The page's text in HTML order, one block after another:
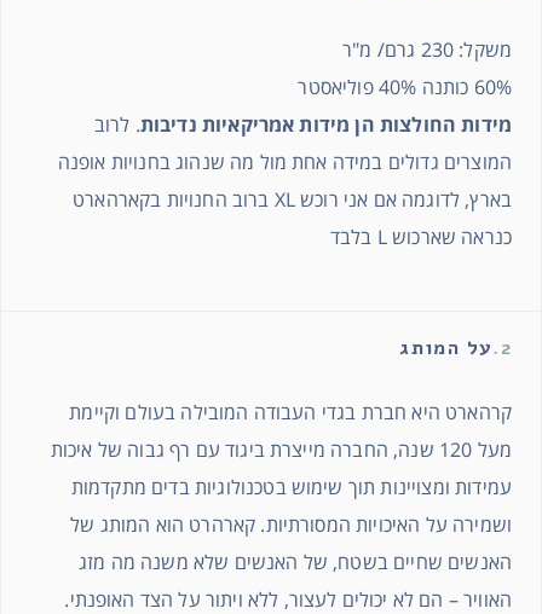
משקל: 230 גרם/ מ"ר
60% כותנה 40% פוליאסטר
מידות החולצות הן מידות אמריקאיות נדיבות. לרוב
המוצרים גדולים במידה אחת מול מה שנהוג בחנויות אופנה
בארץ, לדוגמה אם אני רוכש XL ברוב החנויות בקארהארט
כנראה שארכוש L בלבד
2. על המותג
קרהארט היא חברת בגדי העבודה המובילה בעולם וקיימת
מעל 120 שנה, החברה מייצרת ביגוד עם רף גבוה של איכות
עמידות ומצויינות תוך שימוש בטכנולוגיות בדים מתקדמות
ושמירה על האיכויות המסורתיות. קארהרט הוא המותג של
האנשים שחיים בשטח, של האנשים שלא משנה מה מזג
האוויר – הם לא יכולים לעצור, ללא ויתור על הצד האופנתי.